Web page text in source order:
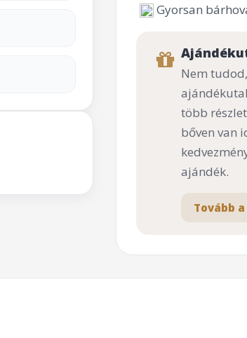
Gyorsan
Nem
több
bőven van
ajándék.
Tovább